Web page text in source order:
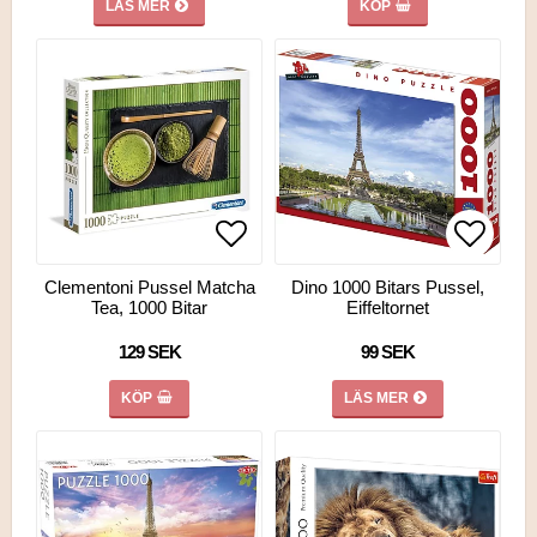
LÄS MER KÖP
Lägg till i favoritlistan
Lägg till i favoritlistan
Clementoni Pussel Matcha
Tea, 1000 Bitar
129 SEK
KÖP
Lägg
Dino 1000 Bitars Pussel,
Eiffeltornet
99 SEK
LÄS MER